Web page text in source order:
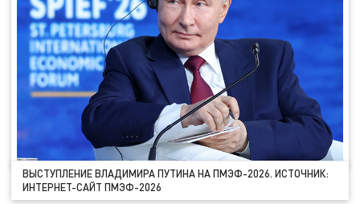
ВЫСТУПЛЕНИЕ ВЛАДИМИРА ПУТИНА НА ПМЭФ-2026. ИСТОЧНИК:
ИНТЕРНЕТ-САЙТ ПМЭФ-2026